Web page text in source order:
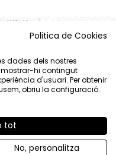
| Política de cookies
Politica de Cookies
dades dels nostres
mostrar-hi contingut
d'usuari. Per obtenir
obriu la configuració.
tot
No, personalitza